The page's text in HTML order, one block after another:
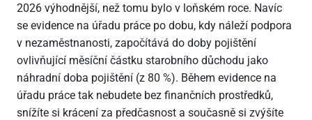
2026 výhodnější, než tomu bylo v loňském roce. Navíc
se evidence na úřadu práce po dobu, kdy náleží podpora
v nezaměstnanosti, započítává do doby pojištění
ovlivňující měsíční částku starobního důchodu jako
náhradní doba pojištění (z 80 %). Během evidence na
úřadu práce tak nebudete bez finančních prostředků,
snížíte si krácení za předčasnost a současně si zvýšíte